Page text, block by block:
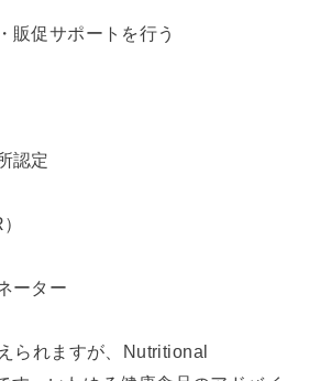
販促サポートを行う
認定
ーター
られますが、Nutritional